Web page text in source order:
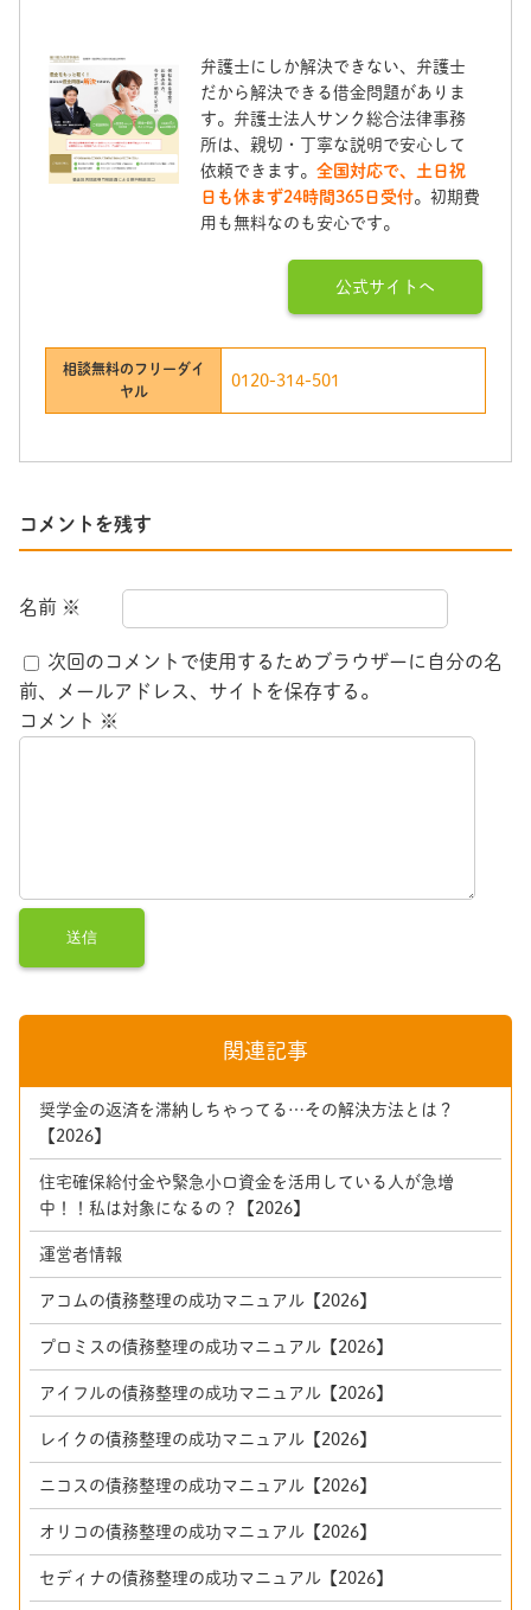
弁護士にしか解決できない、弁護士
だから解決できる借金問題がありま
す。弁護士法人サンク総合法律事務
所は、親切・丁寧な説明で安心して
依頼できます。全国対応で、土日祝
日も休まず24時間365日受付。初期費
用も無料なのも安心です。
公式サイトへ
相談無料のフリーダイ
ヤル
0120-314-501
コメントを残す
名前 ※
次回のコメントで使用するためブラウザーに自分の名
前、メールアドレス、サイトを保存する。
コメント ※
関連記事
奨学金の返済を滞納しちゃってる…その解決方法とは？
【2026】
住宅確保給付金や緊急小口資金を活用している人が急増
中！！私は対象になるの？【2026】
運営者情報
アコムの債務整理の成功マニュアル【2026】
プロミスの債務整理の成功マニュアル【2026】
アイフルの債務整理の成功マニュアル【2026】
レイクの債務整理の成功マニュアル【2026】
ニコスの債務整理の成功マニュアル【2026】
オリコの債務整理の成功マニュアル【2026】
セディナの債務整理の成功マニュアル【2026】